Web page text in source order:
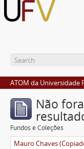
ATOM da Universidade
Não
Fundos e Coleções
Mauro Chaves